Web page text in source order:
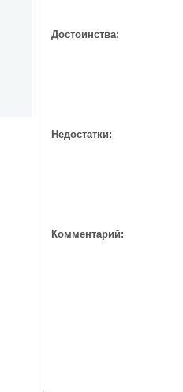
Достоинства:
Недостатки:
Комментарий: